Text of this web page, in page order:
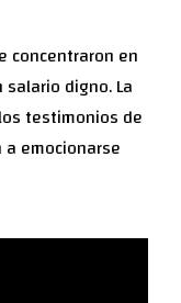
concentraron en
digno. La
testimonios de
emocionarse